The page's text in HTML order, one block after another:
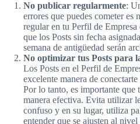
No publicar regularmente:
errores que puedes cometer es
regular en tu Perfil de
que los Posts sin fecha
semana de antigüedad serán
No optimizar tus Posts para
Los Posts en el Perfil de
excelente manera de
Por lo tanto, es importante que
manera efectiva. Evita utilizar
confuso y en su lugar, utiliza
entender que se ajusten al